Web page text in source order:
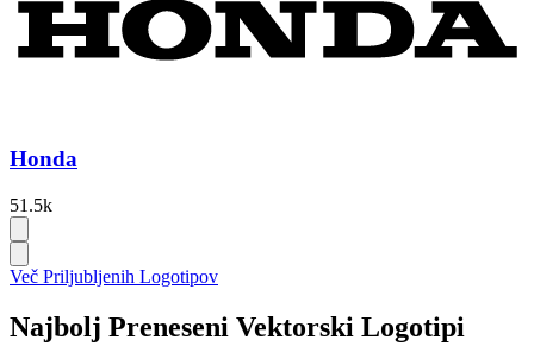
Honda
51.5k
Več Priljubljenih Logotipov
Najbolj Preneseni Vektorski Logotipi